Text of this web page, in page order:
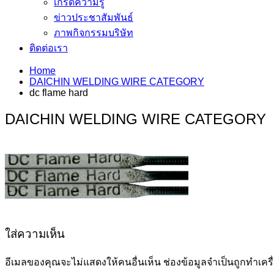
ข่าวประชาสัมพันธ์
ภาพกิจกรรมบริษัท
ติดต่อเรา
Home
DAICHIN WELDING WIRE CATEGORY
dc flame hard
DAICHIN WELDING WIRE CATEGORY
ใส่ความเห็น
อีเมลของคุณจะไม่แสดงให้คนอื่นเห็น ช่องข้อมูลจำเป็นถูกทำเค